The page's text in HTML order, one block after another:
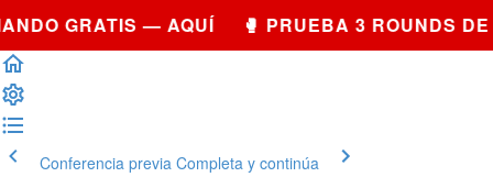
GRATIS — AQUÍ 🥊 PRUEBA 3 ROUNDS
Conferencia previa Completa y continúa